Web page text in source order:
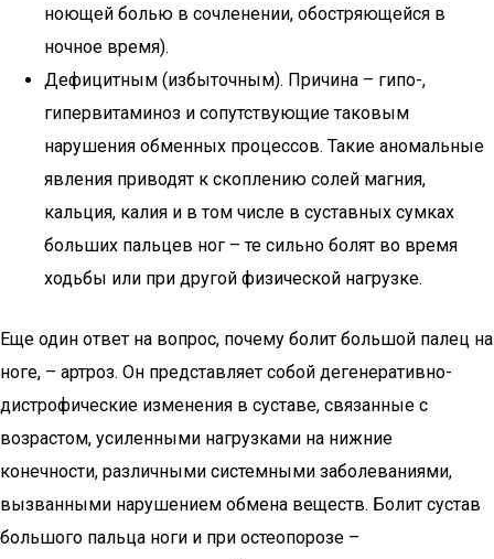
ноющей болью в сочленении, обостряющейся в
ночное время).
Дефицитным (избыточным). Причина – гипо-,
гипервитаминоз и сопутствующие таковым
нарушения обменных процессов. Такие аномальные
явления приводят к скоплению солей магния,
кальция, калия и в том числе в суставных сумках
больших пальцев ног – те сильно болят во время
ходьбы или при другой физической нагрузке.
Еще один ответ на вопрос, почему болит большой палец на
ноге, – артроз. Он представляет собой дегенеративно-
дистрофические изменения в суставе, связанные с
возрастом, усиленными нагрузками на нижние
конечности, различными системными заболеваниями,
вызванными нарушением обмена веществ. Болит сустав
большого пальца ноги и при остеопорозе –